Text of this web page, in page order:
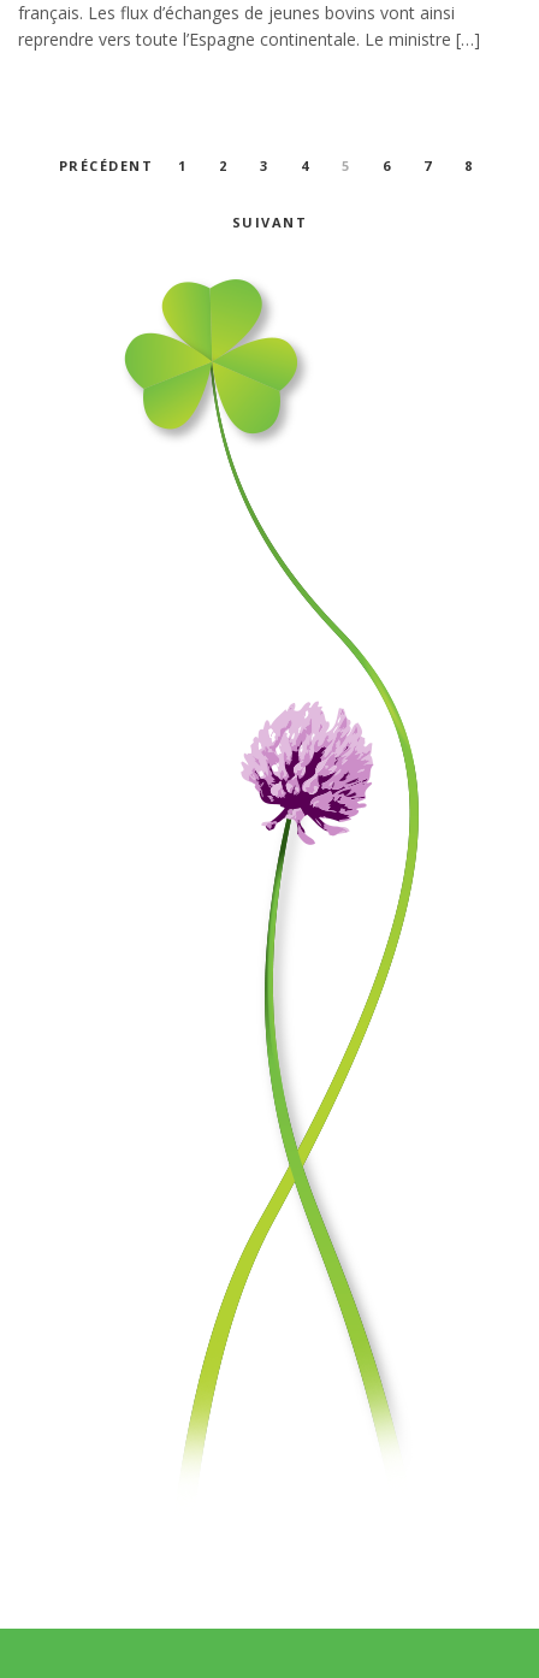
français. Les flux d’échanges de jeunes bovins vont ainsi
reprendre vers toute l’Espagne continentale. Le ministre […]
Navigation
PRÉCÉDENT 1 2 3 4 5 6 7 8
SUIVANT